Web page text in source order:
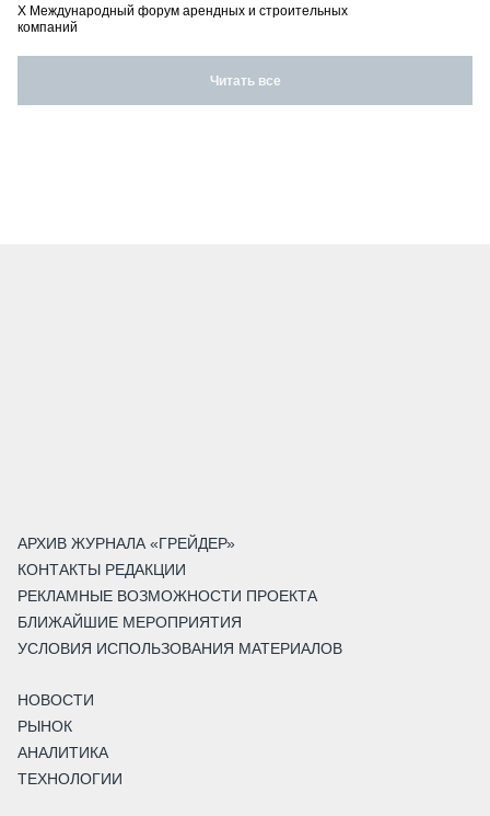
X Международный форум арендных и строительных
компаний
Читать все
АРХИВ ЖУРНАЛА «ГРЕЙДЕР»
КОНТАКТЫ РЕДАКЦИИ
РЕКЛАМНЫЕ ВОЗМОЖНОСТИ ПРОЕКТА
БЛИЖАЙШИЕ МЕРОПРИЯТИЯ
УСЛОВИЯ ИСПОЛЬЗОВАНИЯ МАТЕРИАЛОВ
НОВОСТИ
РЫНОК
АНАЛИТИКА
ТЕХНОЛОГИИ